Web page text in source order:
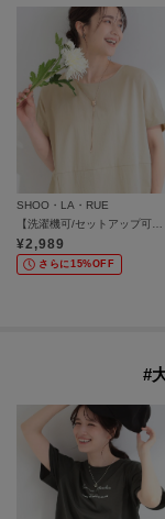
SHOO・LA・RUE
¥2,989
さらに15%OFF
#